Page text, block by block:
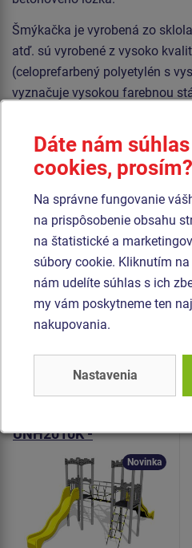
Šmýkačka je vyrobená zo
atď. sú vyrobené z vysoko
(celoprefarbený polyetylén s
vyznačuje vysokou farebnou
nehrozí tak žiadne
úlomkami). Šplhacia sieť je
HERKULES (16 mm lana z
oceľovým jadrom) a je
hliníkovými spojmi. Podesty sú
(vysokotlakový laminát
vyznačuje vysokou farebnou
poškriabaniu a odolnosťou
materiál je pozinkovaný alebo
Produkt - UNH-2010K-15
UNH2010K -
Novinka
Dáte nám
cookies, prosím?
Na správne fungovanie
na prispôsobenie obsahu
na štatistické a
súbory cookie. Kliknutím
nám udelíte súhlas s ich
my vám poskytneme ten
nakupovania.
Nastavenia